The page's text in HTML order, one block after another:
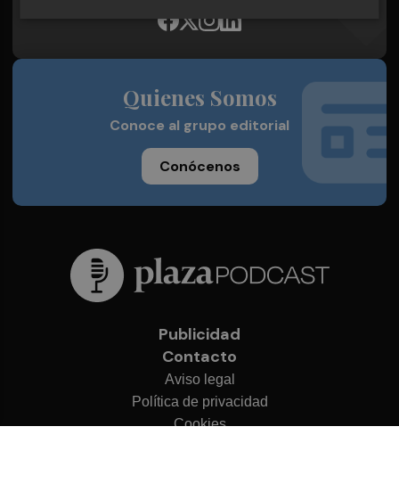
Quienes Somos
Conoce al grupo editorial
Conócenos
Publicidad
Contacto
Aviso legal
Política de privacidad
Cookies